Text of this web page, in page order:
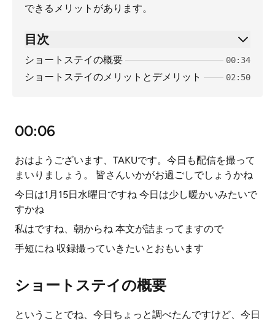
できるメリットがあります。
目次
ショートステイの概要 00:34
ショートステイのメリットとデメリット 02:50
00:06
おはようございます、TAKUです。今日も配信を撮って
まいりましょう。 皆さんいかがお過ごしでしょうかね
今日は1月15日水曜日ですね 今日は少し暖かいみたいで
すかね
私はですね、朝からね 本文が詰まってますので
手短にね 収録撮っていきたいとおもいます
ショートステイの概要
ということでね、今日ちょっと調べたんですけど、今日